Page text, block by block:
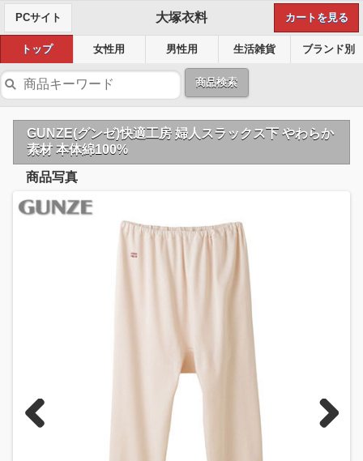
PCサイト 大塚衣料 カートを見る
トップ 女性用 男性用 生活雑貨 ブランド別
商品検索
GUNZE(グンゼ)快適工房 婦人スラックス下 やわらか
素材 本体綿100%
商品写真